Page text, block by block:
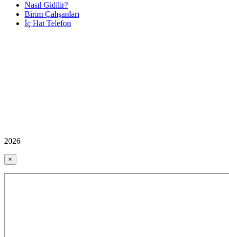
Nasıl Gidilir?
Birim Çalışanları
İç Hat Telefon
2026
×